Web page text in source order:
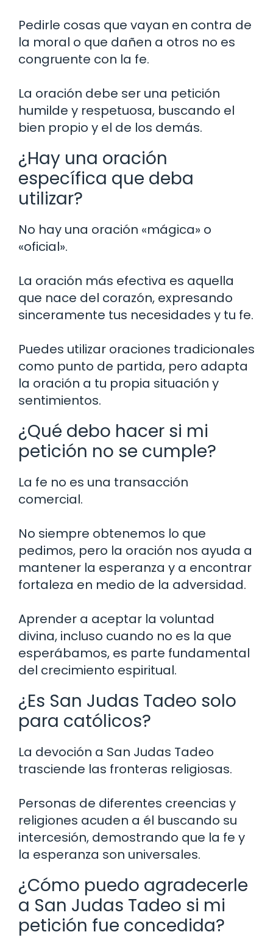
Pedirle cosas que vayan en contra de
la moral o que dañen a otros no es
congruente con la fe.
La oración debe ser una petición
humilde y respetuosa, buscando el
bien propio y el de los demás.
¿Hay una oración
específica que deba
utilizar?
No hay una oración «mágica» o
«oficial».
La oración más efectiva es aquella
que nace del corazón, expresando
sinceramente tus necesidades y tu fe.
Puedes utilizar oraciones tradicionales
como punto de partida, pero adapta
la oración a tu propia situación y
sentimientos.
¿Qué debo hacer si mi
petición no se cumple?
La fe no es una transacción
comercial.
No siempre obtenemos lo que
pedimos, pero la oración nos ayuda a
mantener la esperanza y a encontrar
fortaleza en medio de la adversidad.
Aprender a aceptar la voluntad
divina, incluso cuando no es la que
esperábamos, es parte fundamental
del crecimiento espiritual.
¿Es San Judas Tadeo solo
para católicos?
La devoción a San Judas Tadeo
trasciende las fronteras religiosas.
Personas de diferentes creencias y
religiones acuden a él buscando su
intercesión, demostrando que la fe y
la esperanza son universales.
¿Cómo puedo agradecerle
a San Judas Tadeo si mi
petición fue concedida?